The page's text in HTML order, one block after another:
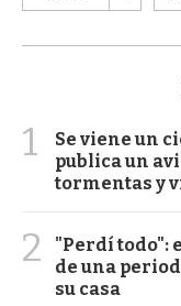
1
Se viene un
publica un
tormentas y
2
"Perdí todo":
de una
su casa